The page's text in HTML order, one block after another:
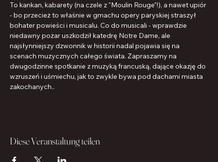
To kankan, kabarety (na czele z "Moulin Rouge"!), a nawet upiór
- bo przecież to właśnie w gmachu opery paryskiej straszył
bohater powieści i musicalu. Co do musicali - wprawdzie
niedawny pożar uszkodził katedrę Notre Dame, ale
najsłynniejszy dzwonnik w historii nadal pojawia się na
scenach muzycznych całego świata. Zapraszamy na
dwugodzinne spotkanie z muzyką francuską, dające okazję do
wzruszeń i uśmiechu, jak to zwykle bywa pod dachami miasta
zakochanych..
Diese Veranstaltung teilen